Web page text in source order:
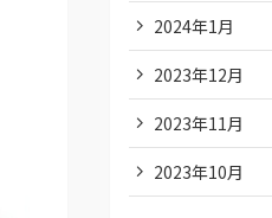
2024年1月
2023年12月
2023年11月
2023年10月